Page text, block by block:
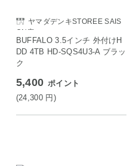
ヤマダデンキSTOREE SAIS
ON店
BUFFALO 3.5インチ 外付けH
DD 4TB HD-SQS4U3-A ブラッ
ク
5,400 ポイント
(24,300 円)